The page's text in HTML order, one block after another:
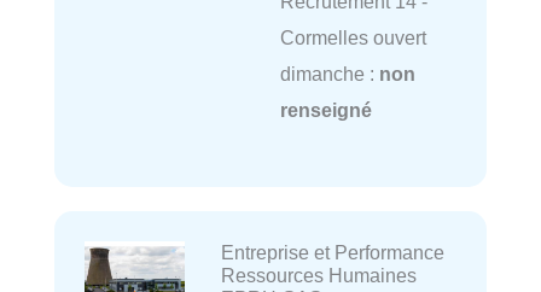
Cormelles ouvert
dimanche : non
renseigné
Entreprise et Performance
Ressources Humaines